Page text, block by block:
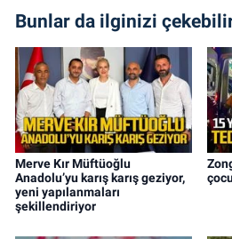
Bunlar da ilginizi
Merve Kır Müftüoğlu
Anadolu’yu karış karış geziyor,
yeni yapılanmaları
şekillendiriyor